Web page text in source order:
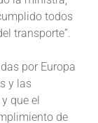
todos
transporte”.
por Europa
y las
que el
de